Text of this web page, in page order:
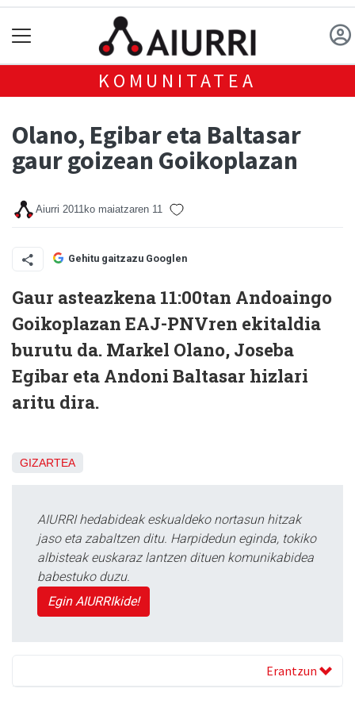
KOMUNITATEA
Olano, Egibar eta Baltasar
gaur goizean Goikoplazan
Aiurri 2011ko maiatzaren 11
Gehitu gaitzazu Googlen
Gaur asteazkena 11:00tan Andoaingo
Goikoplazan EAJ-PNVren ekitaldia
burutu da. Markel Olano, Joseba
Egibar eta Andoni Baltasar hizlari
aritu dira.
GIZARTEA
AIURRI hedabideak eskualdeko nortasun hitzak
jaso eta zabaltzen ditu. Harpidedun eginda, tokiko
albisteak euskaraz lantzen dituen komunikabidea
babestuko duzu.
Egin AIURRIkide!
Erantzun